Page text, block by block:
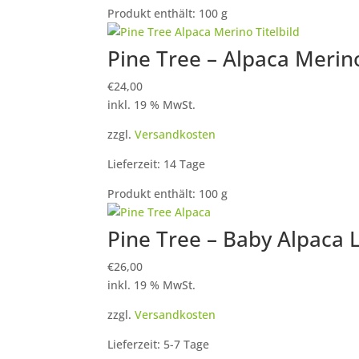
Produkt enthält: 100g
Pine Tree – Alpaca
€24,00
inkl. 19 % MwSt.
zzgl.Versandkosten
Lieferzeit: 14 Tage
Produkt enthält: 100g
Pine Tree – Baby Alpaca
€26,00
inkl. 19 % MwSt.
zzgl.Versandkosten
Lieferzeit: 5-7 Tage